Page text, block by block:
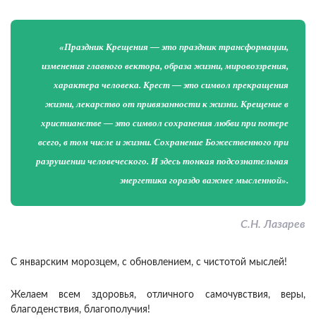
«Праздник Крещения — это праздник трансформации,
изменения главного вектора, образа жизни, мировоззрения,
характера человека. Крест — это символ прекращения
жизни, лекарство от привязанности к жизни. Крещение в
христианстве — это символ сохранения любви при потере
всего, в том числе и жизни. Сохранение Божественного при
разрушении человеческого. И здесь тонкая подсознательная
энергетика гораздо важнее мысленной».
С.Н. Лазарев
С январским морозцем, с обновлением, с чистотой мыслей!
Желаем всем здоровья, отличного самочувствия, веры,
благоденствия, благополучия!